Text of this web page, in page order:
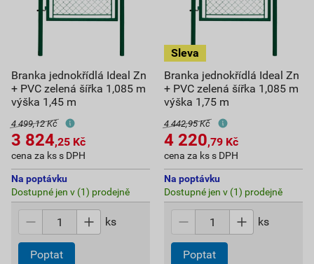
Branka jednokřídlá Ideal Zn
+ PVC zelená šířka 1,085 m
výška 1,45 m
4 499,12 Kč
3 824,25 Kč
cena za ks s DPH
Na poptávku
Dostupné jen v (1) prodejně
ks
Poptat
Branka jednokřídlá Ideal Zn
+ PVC zelená šířka 1,085 m
výška 1,75 m
4 442,95 Kč
4 220,79 Kč
cena za ks s DPH
Na poptávku
Dostupné jen v (1) prodejně
ks
Poptat